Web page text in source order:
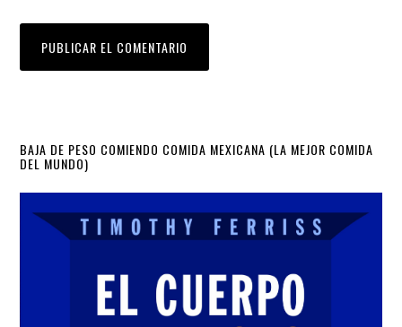
Primary
Sidebar
BAJA DE PESO COMIENDO COMIDA MEXICANA (LA MEJOR COMIDA
DEL MUNDO)